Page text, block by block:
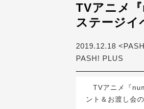
TVアニメ
ステージイ
2019.12.18
PASH! PLUS
TVアニメ『
ント＆お渡し会